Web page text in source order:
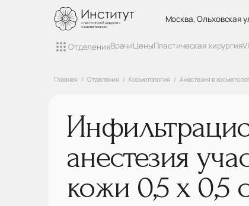
Москва, Ольховская
ОтделенияВрачиЦеныПластическая хирургия
Главная Отделения Косметология Анестезия в
анестезия
кожи 0,5 х 0,5